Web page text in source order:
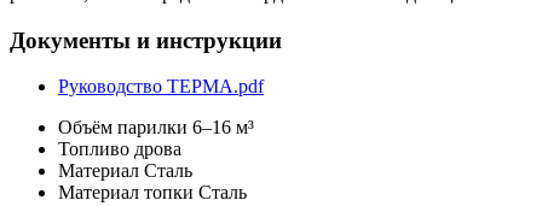
Документы и инструкции
Руководство ТЕРМА.pdf
Объём парилки 6–16 м³
Топливо дрова
Материал Сталь
Материал топки Сталь